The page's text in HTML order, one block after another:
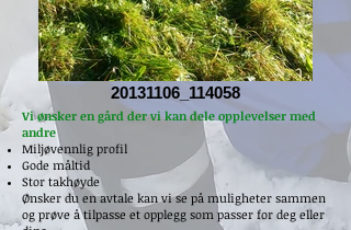
20131106_114058
Vi ønsker en gård der vi kan dele opplevelser med
andre
Miljøvennlig profil
Gode måltid
Stor takhøyde
Ønsker du en avtale kan vi se på muligheter sammen
og prøve å tilpasse et opplegg som passer for deg eller